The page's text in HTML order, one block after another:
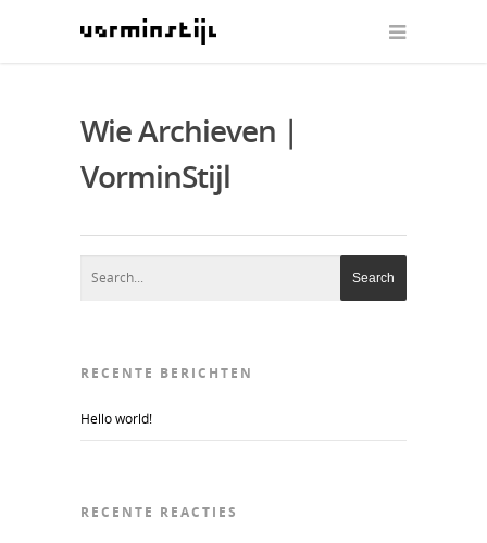
Wie Archieven |
VorminStijl
RECENTE BERICHTEN
Hello world!
RECENTE REACTIES